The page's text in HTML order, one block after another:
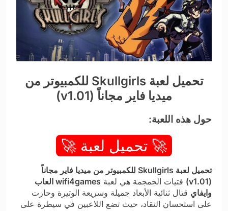
تحميل لعبة Skullgirls للكمبيوتر من
ميديا فاير مجاناً (v1.01)
حول هذه اللعبة:
🚀 تحميل لعبة 🚀
تحميل لعبة Skullgirls للكمبيوتر من ميديا فاير مجاناً
(v1.01)
فتيات الجمجمة هي لعبة
wifi4games العاب
وايفاي قتال ثنائية الأبعاد جميلة وسريعة الوتيرة وحازت
على استحسان النقاد، حيث تضع اللاعبين في سيطرة على